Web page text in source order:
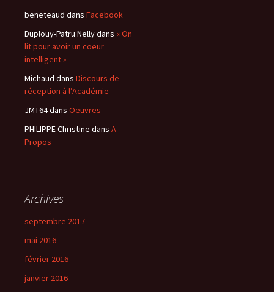
beneteaud dans Facebook
Duplouy-Patru Nellydans « On
lit pour avoir un coeur
intelligent »
Michaud dans Discours de
réception à l’Académie
JMT64dans Oeuvres
PHILIPPE Christine dans A
Propos
Archives
septembre 2017
mai 2016
février 2016
janvier 2016